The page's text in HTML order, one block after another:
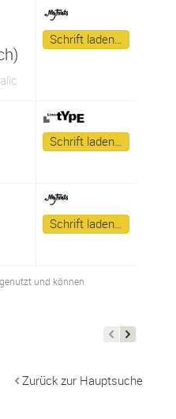
Schrift laden…
Schrift laden…
Schrift laden…
und können
Zurück zur Hauptsuche